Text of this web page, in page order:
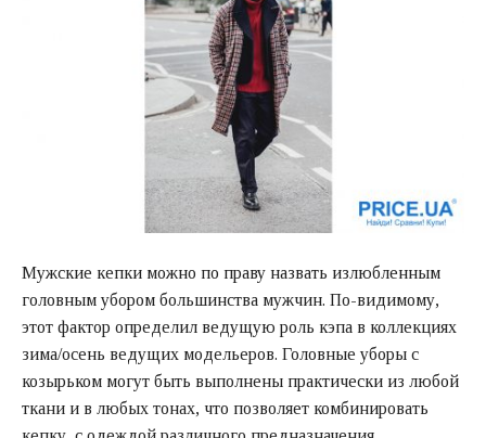
Мужские кепки можно по праву назвать излюбленным
головным убором большинства мужчин. По-видимому,
этот фактор определил ведущую роль кэпа в коллекциях
зима/осень ведущих модельеров. Головные уборы с
козырьком могут быть выполнены практически из любой
ткани и в любых тонах, что позволяет комбинировать